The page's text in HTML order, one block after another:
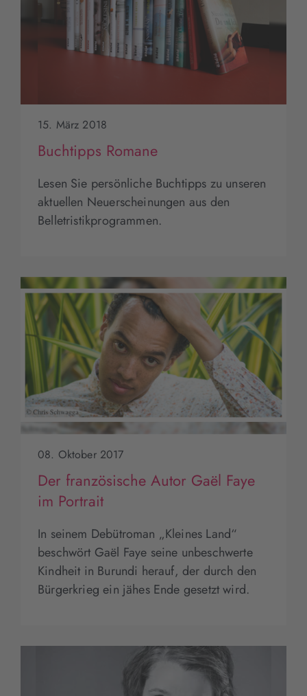
15. März 2018
Buchtipps Romane
Lesen Sie persönliche Buchtipps zu unseren
aktuellen Neuerscheinungen aus den
Belletristikprogrammen.
08. Oktober 2017
Der französische Autor Gaël Faye
im Portrait
In seinem Debütroman „Kleines Land“
beschwört Gaël Faye seine unbeschwerte
Kindheit in Burundi herauf, der durch den
Bürgerkrieg ein jähes Ende gesetzt wird.